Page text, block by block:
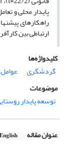
پایدار محلی و
راهکارهای
ارتباطی بین
کلیدواژه‌ها
گردشگری
موضوعات
توسعه پایدار
عنوان مقاله English